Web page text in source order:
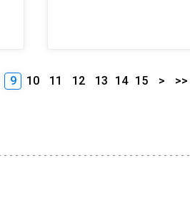
9 10 11 12 13 14 15 > >>